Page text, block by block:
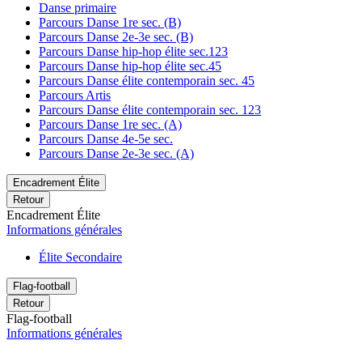
Danse primaire
Parcours Danse 1re sec. (B)
Parcours Danse 2e-3e sec. (B)
Parcours Danse hip-hop élite sec.123
Parcours Danse hip-hop élite sec.45
Parcours Danse élite contemporain sec. 45
Parcours Artis
Parcours Danse élite contemporain sec. 123
Parcours Danse 1re sec. (A)
Parcours Danse 4e-5e sec.
Parcours Danse 2e-3e sec. (A)
Encadrement Élite
Retour
Encadrement Élite
Informations générales
Élite Secondaire
Flag-football
Retour
Flag-football
Informations générales